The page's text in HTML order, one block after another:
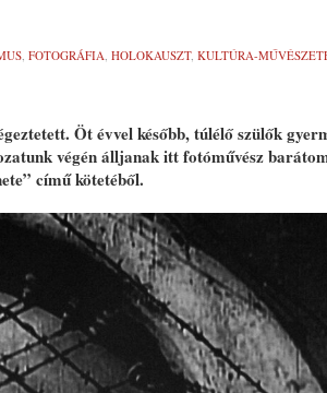
, FOTOGRÁFIA, HOLOKAUSZT, KULTÚRA-
Öt évvel később, túlélő szülők
végén álljanak itt fotóművész
című kötetéből.